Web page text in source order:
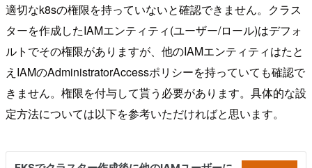
適切なk8sの権限を持っていないと確認できません。クラス
ターを作成したIAMエンティティ(ユーザー/ロール)はデフォ
ルトでその権限がありますが、他のIAMエンティティはたと
えIAMのAdministratorAccessポリシーを持っていても確認で
きません。権限を付与して貰う必要があります。具体的な設
定方法については以下を参考いただければと思います。